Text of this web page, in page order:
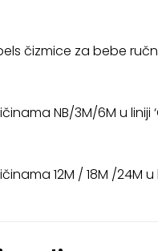
čizmice za bebe
NB/3M/6M u liniji
12M / 18M /24M u